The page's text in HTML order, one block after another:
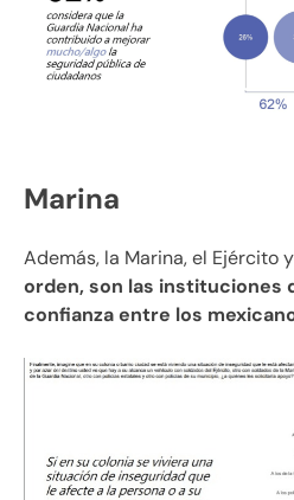
Marina
Además, la Marina, el Ejército
orden, son las instituciones
confianza entre los